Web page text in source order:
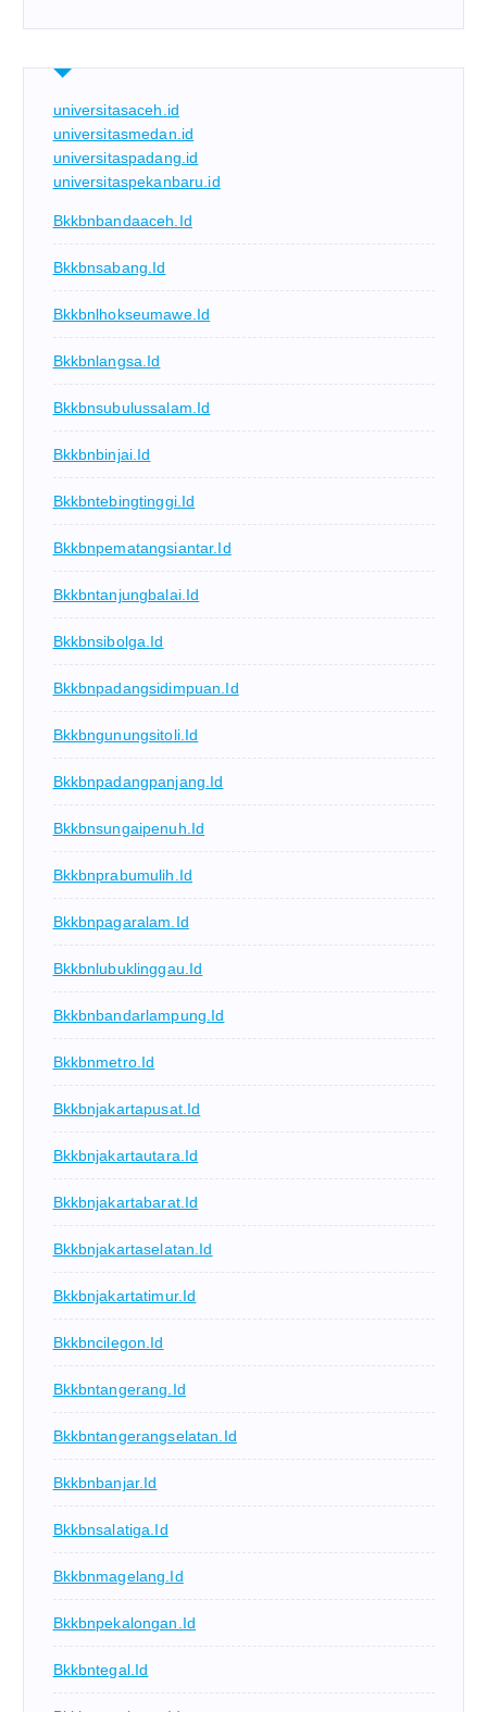
universitasaceh.id
universitasmedan.id
universitaspadang.id
universitaspekanbaru.id
Bkkbnbandaaceh.id
Bkkbnsabang.id
Bkkbnlhokseumawe.id
Bkkbnlangsa.id
Bkkbnsubulussalam.id
Bkkbnbinjai.id
Bkkbntebingtinggi.id
Bkkbnpematangsiantar.id
Bkkbntanjungbalai.id
Bkkbnsibolga.id
Bkkbnpadangsidimpuan.id
Bkkbngunungsitoli.id
Bkkbnpadangpanjang.id
Bkkbnsungaipenuh.id
Bkkbnprabumulih.id
Bkkbnpagaralam.id
Bkkbnlubuklinggau.id
Bkkbnbandarlampung.id
Bkkbnmetro.id
Bkkbnjakartapusat.id
Bkkbnjakartautara.id
Bkkbnjakartabarat.id
Bkkbnjakartaselatan.id
Bkkbnjakartatimur.id
Bkkbncilegon.id
Bkkbntangerang.id
Bkkbntangerangselatan.id
Bkkbnbanjar.id
Bkkbnsalatiga.id
Bkkbnmagelang.id
Bkkbnpekalongan.id
Bkkbntegal.id